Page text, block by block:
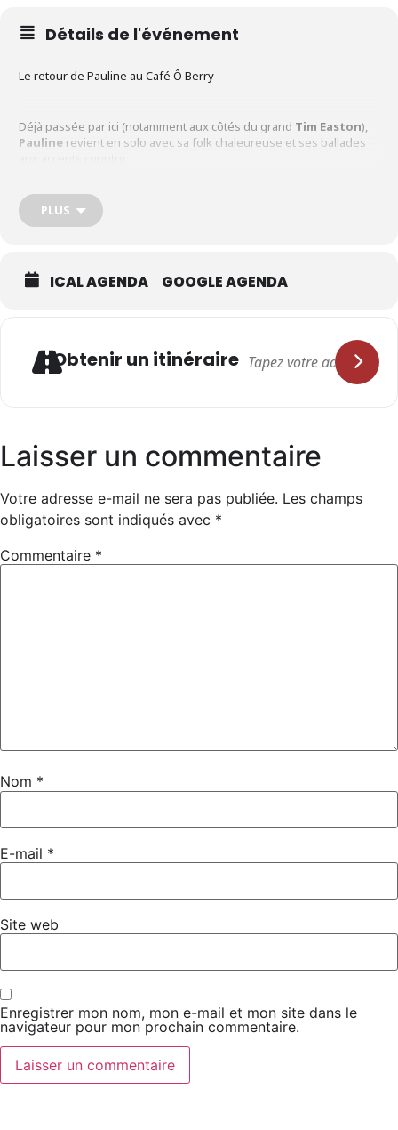
Détails de l'événement
Le retour de Pauline au Café Ô Berry
Déjà passée par ici (notamment aux côtés du grand Tim Easton),
Pauline revient en solo avec sa folk chaleureuse et ses ballades
Guitare en main, regard franc et voix lumineuse, elle nous
embarque sur les routes poussiéreuses de l’Amérique, avec une
Un concert tout en douceur et en puissance, à ne pas manquer.
PLUS
ICAL AGENDA GOOGLE AGENDA
Obtenir un itinéraire
Laisser un commentaire
Votre adresse e-mail ne sera pas publiée. Les champs
obligatoires sont indiqués avec *
Commentaire *
Nom *
E-mail *
Site web
Enregistrer mon nom, mon e-mail et mon site dans le
navigateur pour mon prochain commentaire.